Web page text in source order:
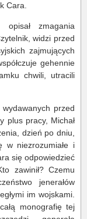
Cara.
zmagania
widzi przed
zajmujących
gehennie
chwili, utracili
przed
plus pracy, Michał
dzień po dniu,
w niezrozumiałe i
się odpowiedzieć
zawinił? Czemu
jenerałów
im wojskami.
monografię tej